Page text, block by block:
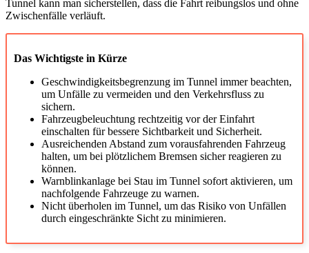
Tunnel kann man sicherstellen, dass die Fahrt reibungslos und ohne
Zwischenfälle verläuft.
Das Wichtigste in Kürze
Geschwindigkeitsbegrenzung im Tunnel immer beachten,
um Unfälle zu vermeiden und den Verkehrsfluss zu
sichern.
Fahrzeugbeleuchtung rechtzeitig vor der Einfahrt
einschalten für bessere Sichtbarkeit und Sicherheit.
Ausreichenden Abstand zum vorausfahrenden Fahrzeug
halten, um bei plötzlichem Bremsen sicher reagieren zu
können.
Warnblinkanlage bei Stau im Tunnel sofort aktivieren, um
nachfolgende Fahrzeuge zu warnen.
Nicht überholen im Tunnel, um das Risiko von Unfällen
durch eingeschränkte Sicht zu minimieren.